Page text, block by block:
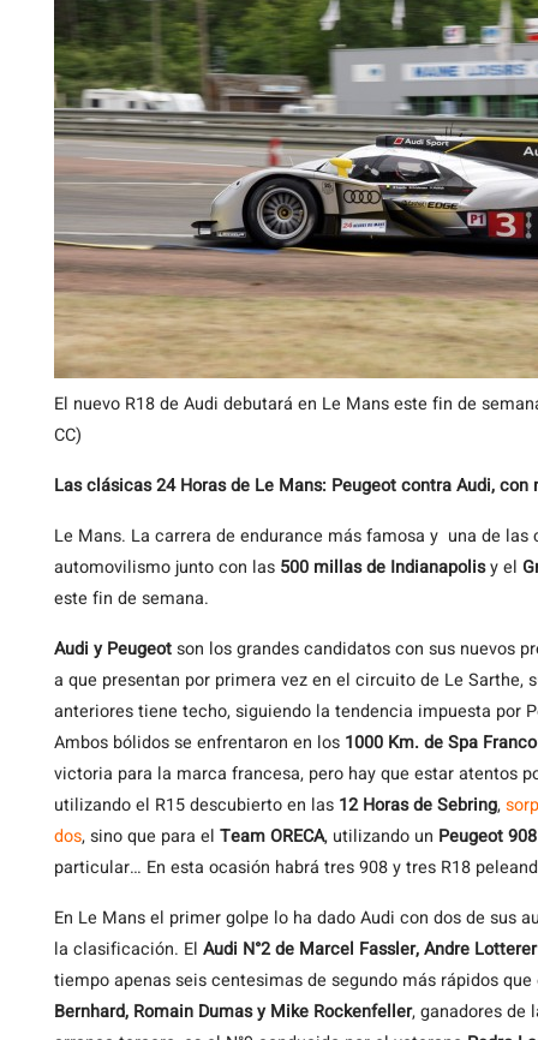
El nuevo R18 de Audi debutará en Le Mans este fin de
CC)
Las clásicas 24 Horas de Le Mans: Peugeot contra Audi, con
Le Mans. La carrera de endurance más famosa y una de
automovilismo junto con las 500 millas de Indianapolisy el
este fin de semana.
Audi y Peugeotson los grandes candidatos con sus nuevos
a que presentan por primera vez en el circuito de Le Sarthe,
anteriores tiene techo, siguiendo la tendencia impuesta por
Ambos bólidos se enfrentaron en los 1000 Km. de Spa
victoria para la marca francesa, pero hay que estar atentos
utilizando el R15 descubierto en las 12 Horas de Sebring,
dos, sino que para el Team ORECA, utilizando un Peugeot
particular… En esta ocasión habrá tres 908 y tres R18
En Le Mans el primer golpe lo ha dado Audi con dos de sus
la clasificación. El Audi N°2 de Marcel Fassler, Andre
tiempo apenas seis centesimas de segundo más rápidos
Bernhard, Romain Dumas y Mike Rockenfeller, ganadores de